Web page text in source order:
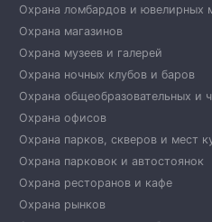
Охрана ломбардов и ювелирных
Охрана магазинов
Охрана музеев и галерей
Охрана ночных клубов и баров
Охрана общеобразовательных и
Охрана офисов
Охрана парков, скверов и мест
Охрана парковок и автостоянок
Охрана ресторанов и кафе
Охрана рынков